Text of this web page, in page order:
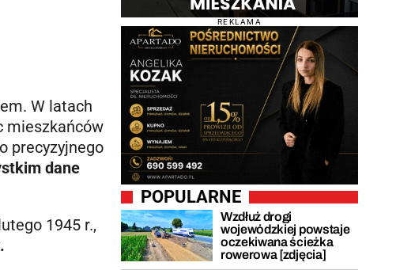
W latach
mieszkańców
precyzyjnego
dane
1945 r.,
REKLAMA
POPULARNE
Wzdłuż drogi
wojewódzkiej powstaje
oczekiwana ścieżka
rowerowa [zdjęcia]